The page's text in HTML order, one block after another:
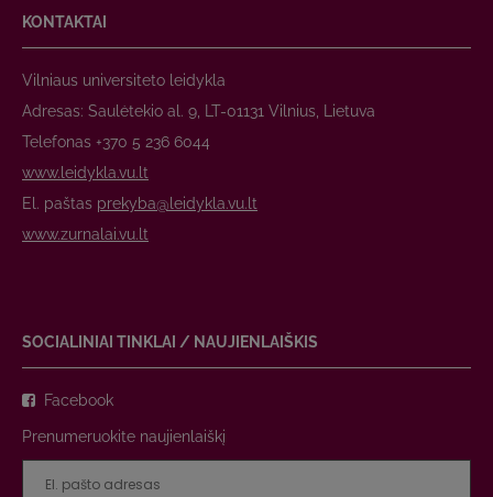
KONTAKTAI
Vilniaus universiteto leidykla
Adresas: Saulėtekio al. 9, LT-01131 Vilnius, Lietuva
Telefonas +370 5 236 6044
www.leidykla.vu.lt
El. paštas prekyba@leidykla.vu.lt
www.zurnalai.vu.lt
SOCIALINIAI TINKLAI / NAUJIENLAIŠKIS
Facebook
Prenumeruokite naujienlaiškį